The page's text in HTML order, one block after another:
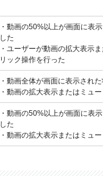
・動画の50%以上が画面に表
した
・ユーザーが動画の拡大表示
リック操作を行った
・動画全体が画面に表示され
・動画の拡大表示またはミュ
・動画の50%以上が画面に表
した
・動画の拡大表示またはミュ